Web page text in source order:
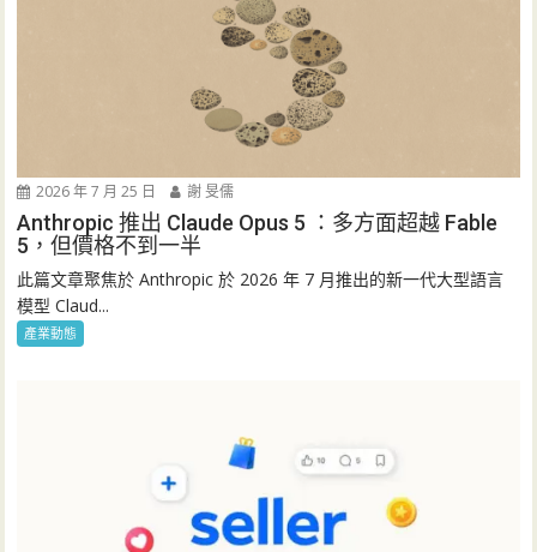
2026 年 7 月 25 日 謝 旻儒
Anthropic 推出 Claude Opus 5 ：多方面超越 Fable
5，但價格不到一半
此篇文章聚焦於 Anthropic 於 2026 年 7 月推出的新一代大型語言
模型 Claud...
產業動態